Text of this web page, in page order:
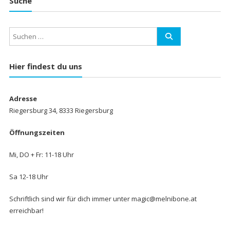
Hier findest du uns
Adresse
Riegersburg 34, 8333 Riegersburg
Öffnungszeiten
Mi, DO + Fr: 11-18 Uhr
Sa 12-18 Uhr
Schriftlich sind wir für dich immer unter magic@melnibone.at
erreichbar!